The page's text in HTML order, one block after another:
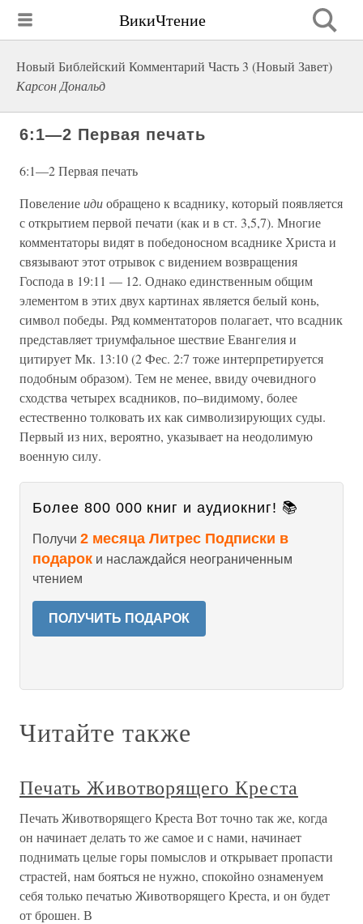
ВикиЧтение
Новый Библейский Комментарий Часть 3 (Новый Завет)
Карсон Дональд
6:1—2 Первая печать
6:1—2 Первая печать
Повелениеидиобращено к всаднику, который появляется
с открытием первой печати (как и в ст. 3,5,7). Многие
комментаторы видят в победоносном всаднике Христа и
связывают этот отрывок с видением возвращения
Господа в 19:11 — 12. Однако единственным общим
элементом в этих двух картинах является белый конь,
символ победы. Ряд комментаторов полагает, что всадник
представляет триумфальное шествие Евангелия и
цитирует Мк. 13:10 (2 Фес. 2:7 тоже интерпретируется
подобным образом). Тем не менее, ввиду очевидного
сходства четырех всадников, по–видимому, более
естественно толковать их как символизирующих суды.
Первый из них, вероятно, указывает на неодолимую
военную силу.
Более 800 000 книг и аудиокниг! 📚
Получи 2 месяца Литрес Подписки в
подарок и наслаждайся неограниченным
чтением
ПОЛУЧИТЬ ПОДАРОК
Читайте также
Печать Животворящего Креста
Печать Животворящего Креста Вот точно так же, когда
он начинает делать то же самое и с нами, начинает
поднимать целые горы помыслов и открывает пропасти
страстей, нам бояться не нужно, спокойно ознаменуем
себя только печатью Животворящего Креста, и он будет
от брошен. В